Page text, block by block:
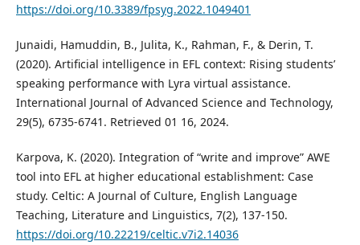
https://doi.org/10.3389/fpsyg.2022.1049401
Junaidi, Hamuddin, B., Julita, K., Rahman, F., & Derin, T.
(2020). Artificial intelligence in EFL context: Rising students’
speaking performance with Lyra virtual assistance.
International Journal of Advanced Science and Technology,
29(5), 6735-6741. Retrieved 01 16, 2024.
Karpova, K. (2020). Integration of “write and improve” AWE
tool into EFL at higher educational establishment: Case
study. Celtic: A Journal of Culture, English Language
Teaching, Literature and Linguistics, 7(2), 137-150.
https://doi.org/10.22219/celtic.v7i2.14036